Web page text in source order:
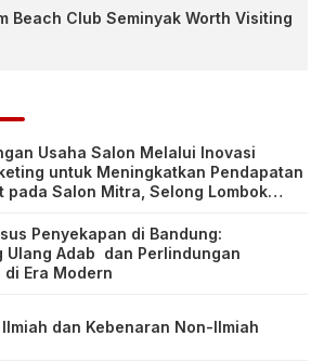
Beach Club Seminyak Worth Visiting
Usaha Salon Melalui Inovasi
untuk Meningkatkan Pendapatan
pada Salon Mitra, Selong Lombok
Penyekapan di Bandung:
Ulang Adab dan Perlindungan
di Era Modern
dan Kebenaran Non-Ilmiah